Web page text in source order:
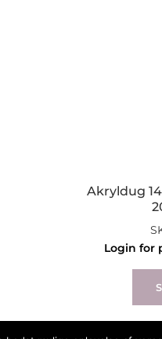
Akryldug
Login for